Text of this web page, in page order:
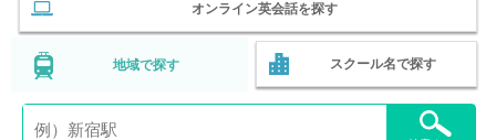
オンライン英会話を探す
地域で探す スクール名で探す